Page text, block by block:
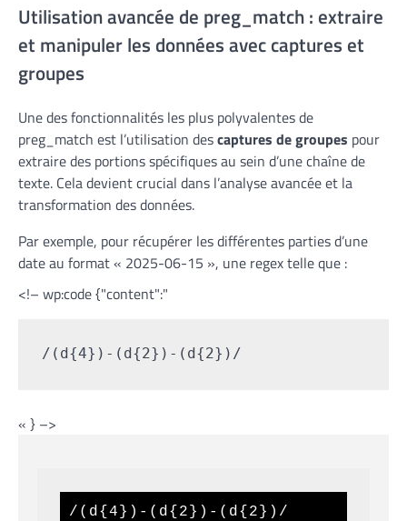
Utilisation avancée de preg_match : extraire
et manipuler les données avec captures et
groupes
Une des fonctionnalités les plus polyvalentes de
preg_match est l’utilisation descaptures de groupes pour
extraire des portions spécifiques au sein d’une chaîne de
texte. Cela devient crucial dans l’analyse avancée et la
transformation des données.
Par exemple, pour récupérer les différentes parties d’une
date au format « 2025-06-15 », une regex telle que :
<!– wp:code {"content":"
/(d{4})-(d{2})-(d{2})/
« } –>
/(d{4})-(d{2})-(d{2})/